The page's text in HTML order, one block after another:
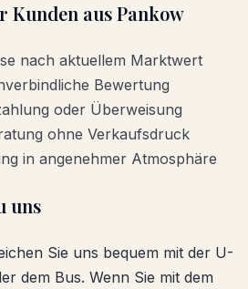
Kunden ausPankow
nach aktuellem Marktwert
Bewertung
oder Überweisung
ohne Verkaufsdruck
in angenehmer Atmosphäre
uns
Sie uns bequem mit der U-
dem Bus. Wenn Sie mit dem